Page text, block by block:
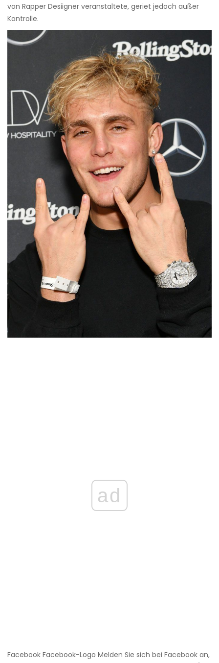
von Rapper Desiigner veranstaltete, geriet jedoch außer
Kontrolle.
ad
Facebook Facebook-Logo Melden Sie sich bei Facebook an,